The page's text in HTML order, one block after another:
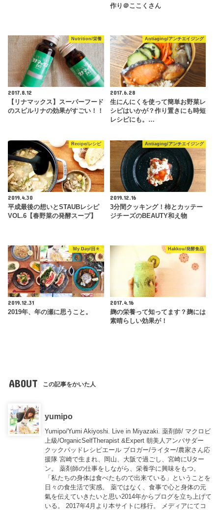
作り＠ここくさん
Nutrition/栄養
2017.8.12
【リナマックス】スーパーフード
のスピルリナの効果がすごい！！
Antiaging/アンチエイジング
2017.6.28
生にんにくを使って簡単お野菜レ
シピはいかが？作り置きにも時短
レシピにも。…
Recipe/レシピ
2019.4.30
平成最後の想いとSTAUBレシピ
VOL.6【春野菜の発酵スープ】
Antiaging/アンチエイジング
2019.12.16
3分間クッキング！柿とカッテー
ジチーズのBEAUTY和え物
My Day/日々
2019.12.31
2019年、年の瀬に思うこと。
Hakkou/発酵食品
2017.4.16
麹の栄養って知ってます？麹には
素晴らしい効果が！
ABOUT この記事をかいた人
yumipo
Yumipo/Yumi Akiyoshi. Live in Miyazaki. 薬剤師/ マクロビ
上級/OrganicSelfTherapist &Expert 朝美人アンバサダー
クックパッドレシピエール ブロガー/ライター/農家さん応
援隊 宮崎で生まれ、岡山、大阪で過ごし、宮崎にUター
ン。 薬剤師の仕事をしながら、栄養学に興味をもつ。
「私たちの身体は食べたもので出来ている」ということを
日々の食生活で実感。 薬ではなく、食事で心と身体の元
氣を伝えていきたいと思い2014年からブログを立ち上げて
いる。 2017年4月より本サイトに移行。 メディアにてコ